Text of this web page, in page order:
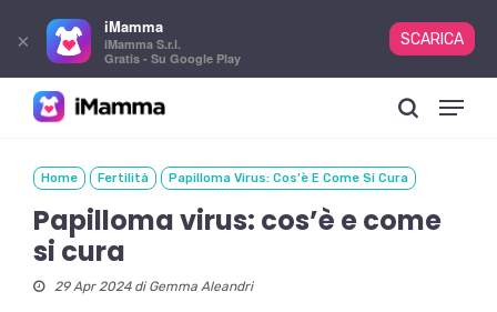
content
Menu
Home Fertilità Papilloma Virus: Cos’è E Come Si Cura
Papilloma virus: cos’è e come
si cura
29 Apr 2024 di Gemma Aleandri
×
iMamma
iMamma S.r.l.
Gratis - Su Google Play
SCARICA